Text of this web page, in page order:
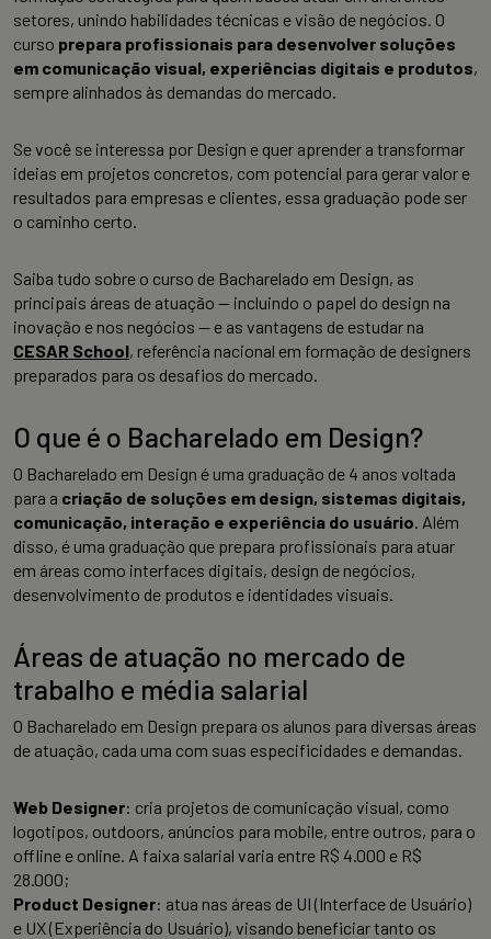
setores, unindo habilidades técnicas e visão de negócios. O
curso prepara profissionais para desenvolver soluções
em comunicação visual, experiências digitais e produtos,
sempre alinhados às demandas do mercado.
Se você se interessa por Design e quer aprender a transformar
ideias em projetos concretos, com potencial para gerar valor e
resultados para empresas e clientes, essa graduação pode ser
o caminho certo.
Saiba tudo sobre o curso de Bacharelado em Design, as
principais áreas de atuação — incluindo o papel do design na
inovação e nos negócios — e as vantagens de estudar na
CESAR School, referência nacional em formação de designers
preparados para os desafios do mercado.
O que é o Bacharelado em Design?
O Bacharelado em Design é uma graduação de 4 anos voltada
para a criação de soluções em design, sistemas digitais,
comunicação, interação e experiência do usuário. Além
disso, é uma graduação que prepara profissionais para atuar
em áreas como interfaces digitais, design de negócios,
desenvolvimento de produtos e identidades visuais.
Áreas de atuação no mercado de
trabalho e média salarial
O Bacharelado em Design prepara os alunos para diversas áreas
de atuação, cada uma com suas especificidades e demandas.
Web Designer: cria projetos de comunicação visual, como
logotipos, outdoors, anúncios para mobile, entre outros, para o
offline e online. A faixa salarial varia entre R$ 4.000 e R$
28.000;
Product Designer: atua nas áreas de UI (Interface de Usuário)
e UX (Experiência do Usuário), visando beneficiar tanto os